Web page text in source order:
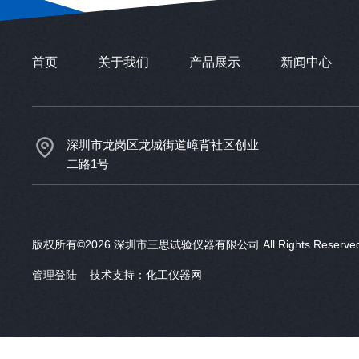
首页 关于我们 产品展示 新闻中心
深圳市龙岗区龙城街道嶂背社区创业
二路1号
版权所有©2026 深圳市三思试验仪器有限公司 All Rights
管理登陆 技术支持： 化工仪器网